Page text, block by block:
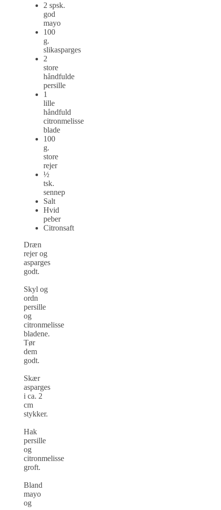
2 spsk.
god
mayo
100
g.
slikasparges
2
store
håndfulde
persille
1
lille
håndfuld
citronmelisse
blade
100
g.
store
rejer
½
tsk.
sennep
Salt
Hvid
peber
Citronsaft
Dræn
rejer og
asparges
godt.
Skyl og
ordn
persille
og
citronmelisse
bladene.
Tør
dem
godt.
Skær
asparges
i ca. 2
cm
stykker.
Hak
persille
og
citronmelisse
groft.
Bland
mayo
og